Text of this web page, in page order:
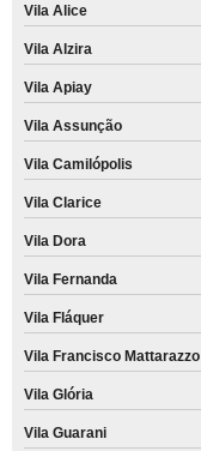
Vila Alice
Vila Alzira
Vila Apiay
Vila Assunção
Vila Camilópolis
Vila Clarice
Vila Dora
Vila Fernanda
Vila Fláquer
Vila Francisco Mattarazzo
Vila Glória
Vila Guarani